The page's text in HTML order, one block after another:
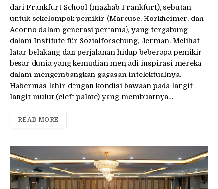
dari Frankfurt School (mazhab Frankfurt), sebutan
untuk sekelompok pemikir (Marcuse, Horkheimer, dan
Adorno dalam generasi pertama), yang tergabung
dalam Institute für Sozialforschung, Jerman. Melihat
latar belakang dan perjalanan hidup beberapa pemikir
besar dunia yang kemudian menjadi inspirasi mereka
dalam mengembangkan gagasan intelektualnya.
Habermas lahir dengan kondisi bawaan pada langit-
langit mulut (cleft palate) yang membuatnya…
READ MORE